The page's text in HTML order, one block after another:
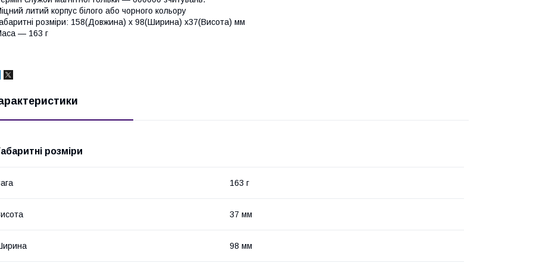
литий корпус білого або чорного кольору
розміри: 158(Довжина) x 98(Ширина) x37(Висота) мм
— 163 г
розміри
163 г
37 мм
98 мм